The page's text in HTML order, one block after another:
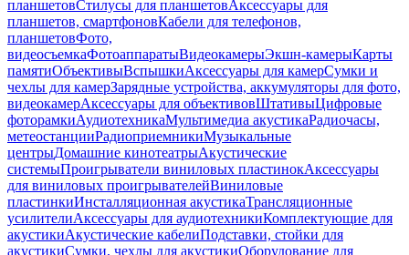
планшетовСтилусы для планшетовАксессуары для
планшетов, смартфоновКабели для телефонов,
планшетовФото,
видеосъемкаФотоаппаратыВидеокамерыЭкшн-камерыКарты
памятиОбъективыВспышкиАксессуары для камерСумки и
чехлы для камерЗарядные устройства, аккумуляторы для фото,
видеокамерАксессуары для объективовШтативыЦифровые
фоторамкиАудиотехникаМультимедиа акустикаРадиочасы,
метеостанцииРадиоприемникиМузыкальные
центрыДомашние кинотеатрыАкустические
системыПроигрыватели виниловых пластинокАксессуары
для виниловых проигрывателейВиниловые
пластинкиИнсталляционная акустикаТрансляционные
усилителиАксессуары для аудиотехникиКомплектующие для
акустикиАкустические кабелиПодставки, стойки для
акустикиСумки, чехлы для акустикиОборудование для